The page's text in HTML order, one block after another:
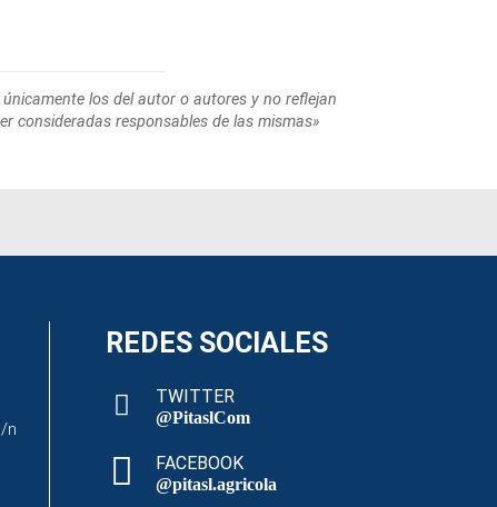
los del autor o autores y no reflejan
consideradas responsables de las mismas»
n
REDES SOCIALES
TWITTER
@PitaslCom
FACEBOOK
@pitasl.agricola